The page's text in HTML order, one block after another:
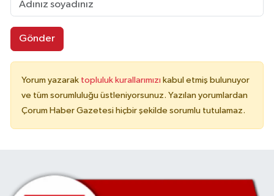
Gönder
Yorum yazarak topluluk kurallarımızı kabul etmiş bulunuyor
ve tüm sorumluluğu üstleniyorsunuz. Yazılan yorumlardan
Çorum Haber Gazetesi hiçbir şekilde sorumlu tutulamaz.